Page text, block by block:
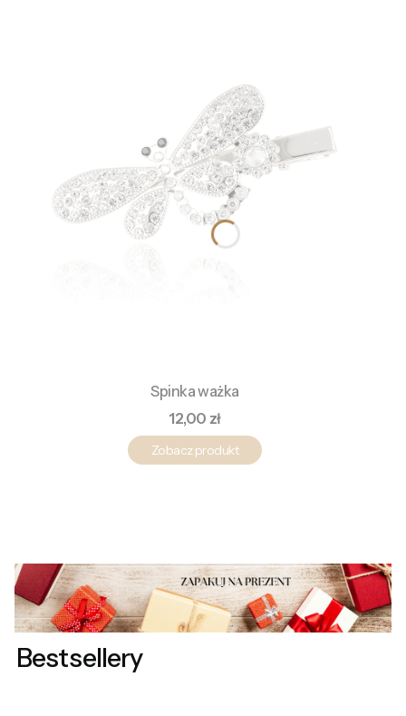
Spinka ważka
Cena
12,00 zł
Zobacz produkt
Bestsellery